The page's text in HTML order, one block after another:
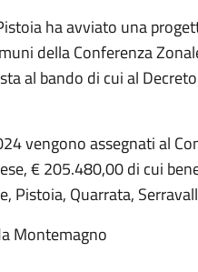
ha avviato una
della Conferenza
al bando di cui al
vengono assegnati al
€ 205.480,00 di cui
Pistoia, Quarrata,
Montemagno